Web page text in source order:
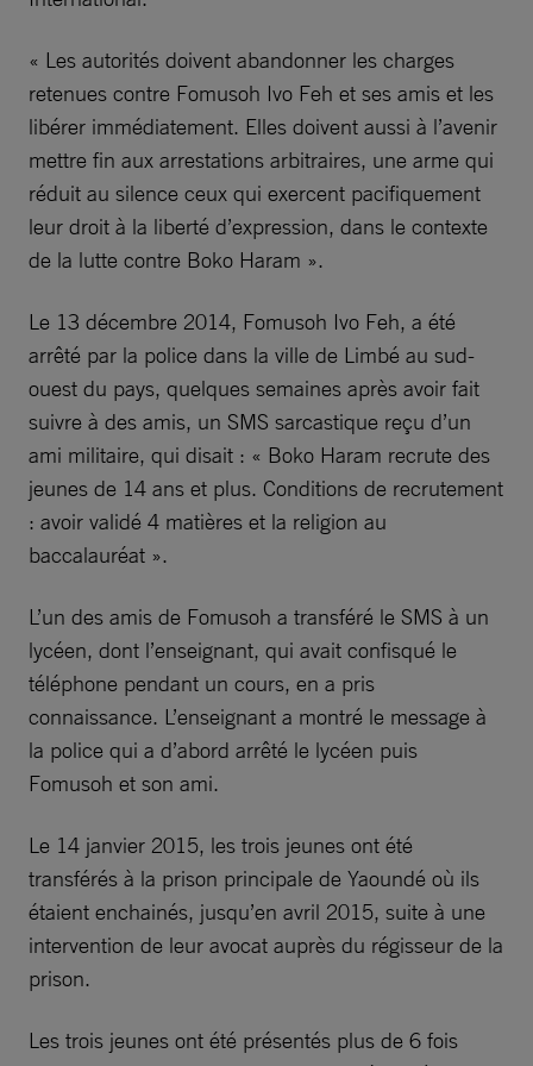
« Les autorités doivent abandonner les charges
retenues contre Fomusoh Ivo Feh et ses amis et les
libérer immédiatement. Elles doivent aussi à l’avenir
mettre fin aux arrestations arbitraires, une arme qui
réduit au silence ceux qui exercent pacifiquement
leur droit à la liberté d’expression, dans le contexte
de la lutte contre Boko Haram ».
Le 13 décembre 2014, Fomusoh Ivo Feh, a été
arrêté par la police dans la ville de Limbé au sud-
ouest du pays, quelques semaines après avoir fait
suivre à des amis, un SMS sarcastique reçu d’un
ami militaire, qui disait : « Boko Haram recrute des
jeunes de 14 ans et plus. Conditions de recrutement
: avoir validé 4 matières et la religion au
baccalauréat ».
L’un des amis de Fomusoh a transféré le SMS à un
lycéen, dont l’enseignant, qui avait confisqué le
téléphone pendant un cours, en a pris
connaissance. L’enseignant a montré le message à
la police qui a d’abord arrêté le lycéen puis
Fomusoh et son ami.
Le 14 janvier 2015, les trois jeunes ont été
transférés à la prison principale de Yaoundé où ils
étaient enchainés, jusqu’en avril 2015, suite à une
intervention de leur avocat auprès du régisseur de la
prison.
Les trois jeunes ont été présentés plus de 6 fois